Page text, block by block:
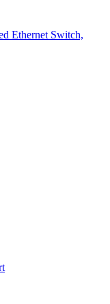
Ethernet Switch,